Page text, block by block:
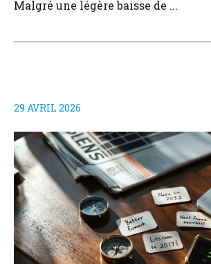
Malgré une légère baisse de ...
29 AVRIL 2026